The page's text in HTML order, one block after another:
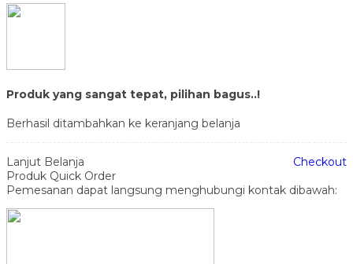
Produk yang sangat tepat, pilihan bagus..!
Berhasil ditambahkan ke keranjang belanja
Lanjut Belanja
Checkout
Produk Quick Order
Pemesanan dapat langsung menghubungi kontak dibawah: